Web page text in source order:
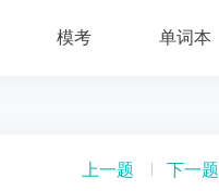
模考 单词本
上一题 下一题